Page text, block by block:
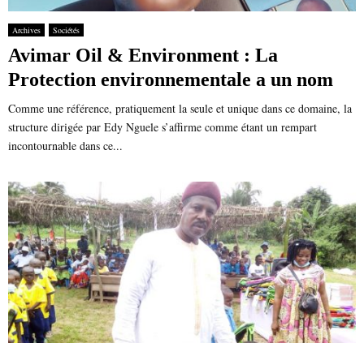
Archives Sociétés
Avimar Oil & Environment : La
Protection environnementale a un nom
Comme une référence, pratiquement la seule et unique dans ce domaine, la
structure dirigée par Edy Nguele s’affirme comme étant un rempart
incontournable dans ce...